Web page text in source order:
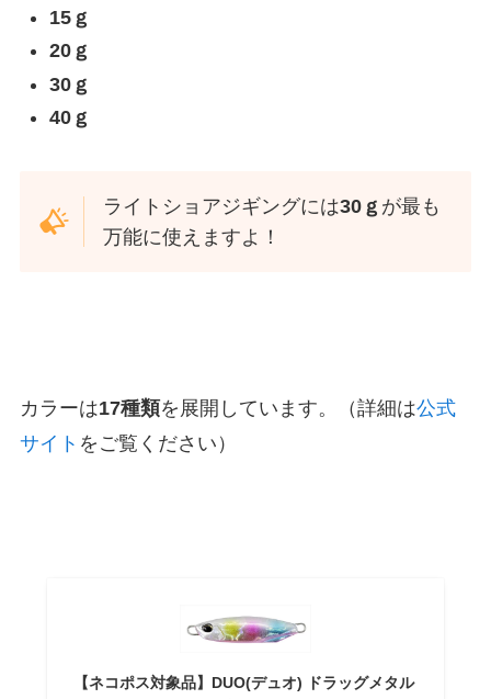
15ｇ
20ｇ
30ｇ
40ｇ
ライトショアジギングには30ｇ が最も
万能に使えますよ！
カラーは17種類を展開しています。（詳細は公式
サイト をご覧ください）
【ネコポス対象品】DUO(デュオ) ドラッグメタル